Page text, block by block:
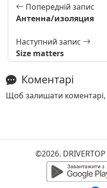
Попередній запис
Антенна/изоляция
Наступний запис
Size matters
Коментарі
Щоб залишати коментарі,
©2026.